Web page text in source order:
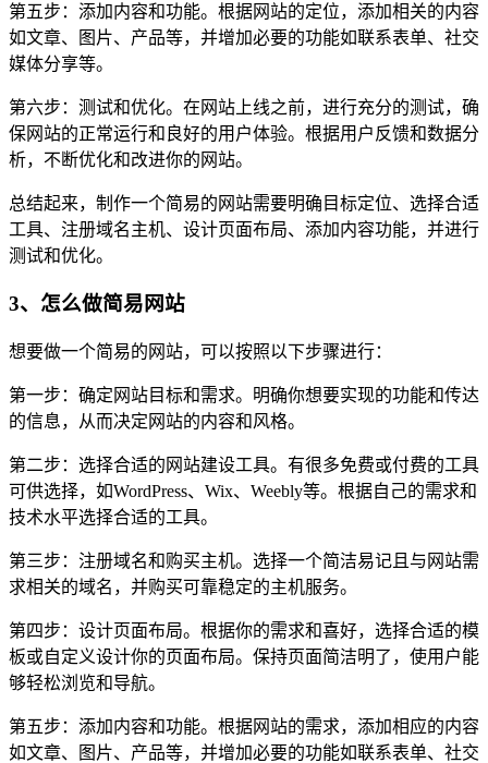
第五步：添加内容和功能。根据网站的定位，添加相关的内容
如文章、图片、产品等，并增加必要的功能如联系表单、社交
媒体分享等。
第六步：测试和优化。在网站上线之前，进行充分的测试，确
保网站的正常运行和良好的用户体验。根据用户反馈和数据分
析，不断优化和改进你的网站。
总结起来，制作一个简易的网站需要明确目标定位、选择合适
工具、注册域名主机、设计页面布局、添加内容功能，并进行
测试和优化。
3、怎么做简易网站
想要做一个简易的网站，可以按照以下步骤进行：
第一步：确定网站目标和需求。明确你想要实现的功能和传达
的信息，从而决定网站的内容和风格。
第二步：选择合适的网站建设工具。有很多免费或付费的工具
可供选择，如WordPress、Wix、Weebly等。根据自己的需求和
技术水平选择合适的工具。
第三步：注册域名和购买主机。选择一个简洁易记且与网站需
求相关的域名，并购买可靠稳定的主机服务。
第四步：设计页面布局。根据你的需求和喜好，选择合适的模
板或自定义设计你的页面布局。保持页面简洁明了，使用户能
够轻松浏览和导航。
第五步：添加内容和功能。根据网站的需求，添加相应的内容
如文章、图片、产品等，并增加必要的功能如联系表单、社交